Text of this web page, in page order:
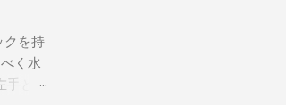
クを持
く水
手とち